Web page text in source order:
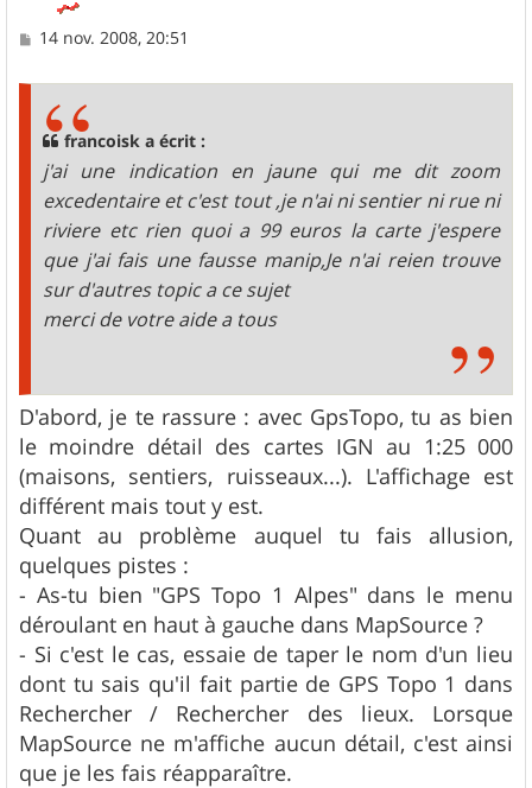
M14 nov. 2008, 20:51
francoisk a écrit :
j'ai une indication en jaune qui me dit zoom
excedentaire et c'est tout ,je n'ai ni sentier ni rue ni
riviere etc rien quoi a 99 euros la carte j'espere
que j'ai fais une fausse manip,Je n'ai reien trouve
sur d'autres topic a ce sujet
merci de votre aide a tous
D'abord, je te rassure : avec GpsTopo, tu as bien
le moindre détail des cartes IGN au 1:25 000
(maisons, sentiers, ruisseaux...). L'affichage est
différent mais tout y est.
Quant au problème auquel tu fais allusion,
quelques pistes :
- As-tu bien "GPS Topo 1 Alpes" dans le menu
déroulant en haut à gauche dans MapSource ?
- Si c'est le cas, essaie de taper le nom d'un lieu
dont tu sais qu'il fait partie de GPS Topo 1 dans
Rechercher / Rechercher des lieux. Lorsque
MapSource ne m'affiche aucun détail, c'est ainsi
que je les fais réapparaître.